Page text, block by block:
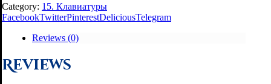
Category: 15. Клавиатуры
FacebookTwitterPinterestDeliciousTelegram
Reviews (0)
Reviews